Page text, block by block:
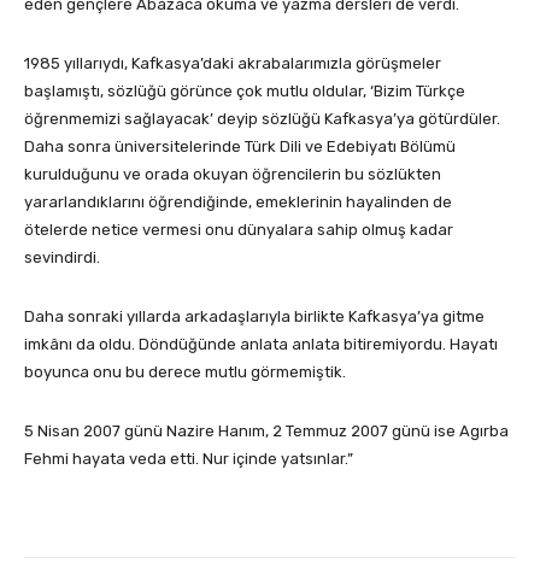
eden gençlere Abazaca okuma ve yazma dersleri de verdi.
1985 yıllarıydı, Kafkasya’daki akrabalarımızla görüşmeler
başlamıştı, sözlüğü görünce çok mutlu oldular, ‘Bizim Türkçe
öğrenmemizi sağlayacak’ deyip sözlüğü Kafkasya’ya götürdüler.
Daha sonra üniversitelerinde Türk Dili ve Edebiyatı Bölümü
kurulduğunu ve orada okuyan öğrencilerin bu sözlükten
yararlandıklarını öğrendiğinde, emeklerinin hayalinden de
ötelerde netice vermesi onu dünyalara sahip olmuş kadar
sevindirdi.
Daha sonraki yıllarda arkadaşlarıyla birlikte Kafkasya’ya gitme
imkânı da oldu. Döndüğünde anlata anlata bitiremiyordu. Hayatı
boyunca onu bu derece mutlu görmemiştik.
5 Nisan 2007 günü Nazire Hanım, 2 Temmuz 2007 günü ise Agırba
Fehmi hayata veda etti. Nur içinde yatsınlar.”